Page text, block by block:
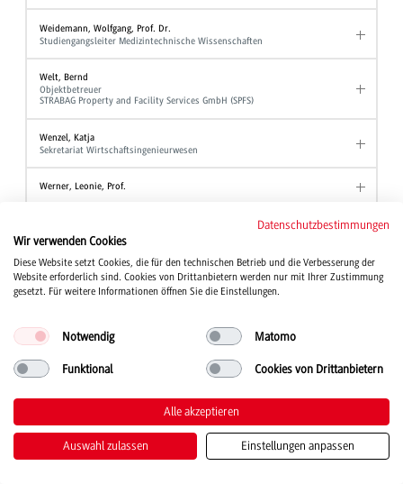
Weidemann, Wolfgang, Prof. Dr.
Studiengangsleiter Medizintechnische Wissenschaften
Welt, Bernd
Objektbetreuer
STRABAG Property and Facility Services GmbH (SPFS)
Wenzel, Katja
Sekretariat Wirtschaftsingenieurwesen
Werner, Leonie, Prof.
Akademische Mitarbeiterin Angewandte Hebammenwissenschaft
Wind, Tanja, Prof. Dr.
Studiengang Kinder- und Jugendhilfe
Professor Studiengang BWL - Industrie
Professor Studiengang BWL - Industrial Business Management
Stellvertretende Ansprechpartnerin der Beauftragten für Chancengleichheit
Witt, Alexander
Datenschutzbestimmungen
Wir verwenden Cookies
Diese Website setzt Cookies, die für den technischen Betrieb und die Verbesserung der
Website erforderlich sind. Cookies von Drittanbietern werden nur mit Ihrer Zustimmung
gesetzt. Für weitere Informationen öffnen Sie die Einstellungen.
Notwendig Matomo
Funktional Cookies von Drittanbietern
Alle akzeptieren
Auswahl zulassen Einstellungen anpassen